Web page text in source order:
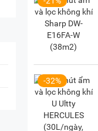
-32%